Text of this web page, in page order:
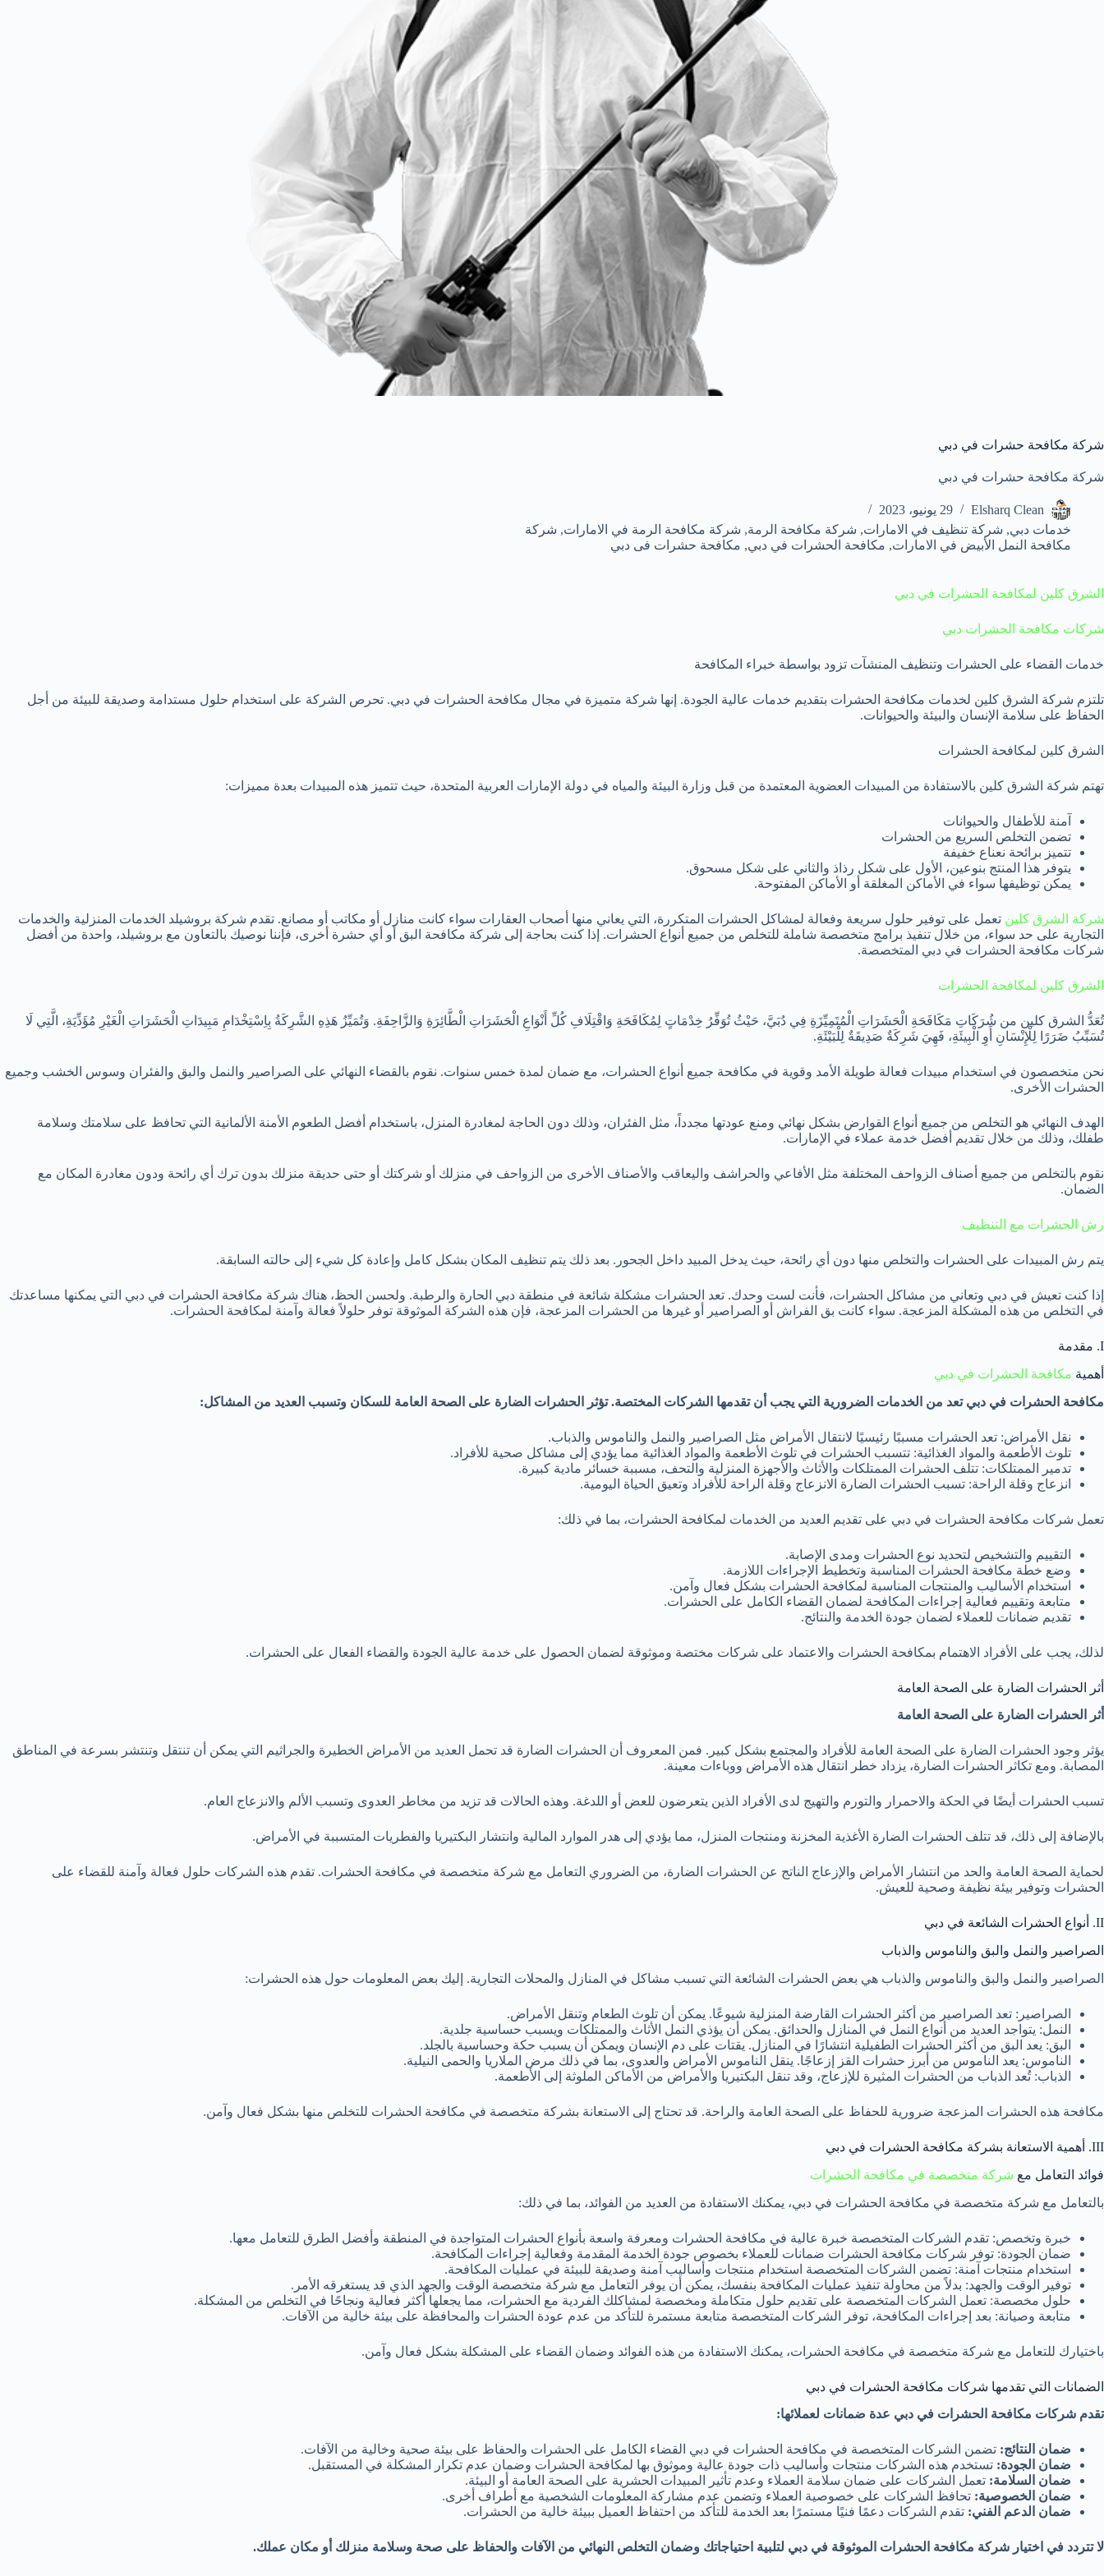
شركة مكافحة حشرات في دبي
شركة مكافحة حشرات في دبي
Elsharq Clean
29 يونيو، 2023
خدمات دبي, شركة تنظيف في الامارات, شركة مكافحة الرمة, شركة مكافحة الرمة في الامارات, شركة
مكافحة النمل الأبيض في الامارات, مكافحة الحشرات في دبي, مكافحة حشرات فى دبي
الشرق كلين لمكافحة الحشرات في دبي
شركات مكافحة الحشرات دبي
خدمات القضاء على الحشرات وتنظيف المنشآت تزود بواسطة خبراء المكافحة
تلتزم شركة الشرق كلين لخدمات مكافحة الحشرات بتقديم خدمات عالية الجودة. إنها شركة متميزة في مجال مكافحة الحشرات في دبي. تحرص الشركة على استخدام حلول مستدامة وصديقة للبيئة من أجل
الحفاظ على سلامة الإنسان والبيئة والحيوانات.
الشرق كلين لمكافحة الحشرات
تهتم شركة الشرق كلين بالاستفادة من المبيدات العضوية المعتمدة من قبل وزارة البيئة والمياه في دولة الإمارات العربية المتحدة، حيث تتميز هذه المبيدات بعدة مميزات:
آمنة للأطفال والحيوانات
تضمن التخلص السريع من الحشرات
تتميز برائحة نعناع خفيفة
يتوفر هذا المنتج بنوعين، الأول على شكل رذاذ والثاني على شكل مسحوق.
يمكن توظيفها سواء في الأماكن المغلقة أو الأماكن المفتوحة.
شركة الشرق كلين تعمل على توفير حلول سريعة وفعالة لمشاكل الحشرات المتكررة، التي يعاني منها أصحاب العقارات سواء كانت منازل أو مكاتب أو مصانع. تقدم شركة بروشيلد الخدمات المنزلية والخدمات
التجارية على حد سواء، من خلال تنفيذ برامج متخصصة شاملة للتخلص من جميع أنواع الحشرات. إذا كنت بحاجة إلى شركة مكافحة البق أو أي حشرة أخرى، فإننا نوصيك بالتعاون مع بروشيلد، واحدة من أفضل
شركات مكافحة الحشرات في دبي المتخصصة.
الشرق كلين لمكافحة الحشرات
تُعَدُّ الشرق كلين من شُرَكَاتِ مَكَافَحَةِ الْحَشَرَاتِ الْمُتَمِيِّزَةِ فِي دُبَيَّ، حَيْثُ تُوَفِّرُ خِدْمَاتٍ لِمُكَافَحَةِ وَاقْتِلَافِ كُلِّ أَنْوَاعِ الْحَشَرَاتِ الْطَّائِرَةِ وَالزَّاحِفَةِ. وَتُمَيِّزُ هَذِهِ الشَّرِكَةُ بِاِسْتِخْدَامِ مَبِيدَاتِ الْحَشَرَاتِ الْغَيْرِ مُؤَذِّيَةِ، الَّتِي لَا
تُسَبِّبُ ضَرَرًا لِلْإِنْسَانِ أَوِ الْبِيئَةِ، فَهِيَ شَرِكَةٌ صَدِيقَةٌ لِلْبَيْئَةِ.
نحن متخصصون في استخدام مبيدات فعالة طويلة الأمد وقوية في مكافحة جميع أنواع الحشرات، مع ضمان لمدة خمس سنوات. نقوم بالقضاء النهائي على الصراصير والنمل والبق والفئران وسوس الخشب وجميع
الحشرات الأخرى.
الهدف النهائي هو التخلص من جميع أنواع القوارض بشكل نهائي ومنع عودتها مجدداً، مثل الفئران، وذلك دون الحاجة لمغادرة المنزل، باستخدام أفضل الطعوم الأمنة الألمانية التي تحافظ على سلامتك وسلامة
طفلك، وذلك من خلال تقديم أفضل خدمة عملاء في الإمارات.
نقوم بالتخلص من جميع أصناف الزواحف المختلفة مثل الأفاعي والحراشف واليعاقب والأصناف الأخرى من الزواحف في منزلك أو شركتك أو حتى حديقة منزلك بدون ترك أي رائحة ودون مغادرة المكان مع
الضمان.
رش الحشرات مع التنظيف
يتم رش المبيدات على الحشرات والتخلص منها دون أي رائحة، حيث يدخل المبيد داخل الجحور. بعد ذلك يتم تنظيف المكان بشكل كامل وإعادة كل شيء إلى حالته السابقة.
إذا كنت تعيش في دبي وتعاني من مشاكل الحشرات، فأنت لست وحدك. تعد الحشرات مشكلة شائعة في منطقة دبي الحارة والرطبة. ولحسن الحظ، هناك شركة مكافحة الحشرات في دبي التي يمكنها مساعدتك
في التخلص من هذه المشكلة المزعجة. سواء كانت بق الفراش أو الصراصير أو غيرها من الحشرات المزعجة، فإن هذه الشركة الموثوقة توفر حلولاً فعالة وآمنة لمكافحة الحشرات.
I. مقدمة
أهمية مكافحة الحشرات في دبي
مكافحة الحشرات في دبي تعد من الخدمات الضرورية التي يجب أن تقدمها الشركات المختصة. تؤثر الحشرات الضارة على الصحة العامة للسكان وتسبب العديد من المشاكل:
نقل الأمراض: تعد الحشرات مسببًا رئيسيًا لانتقال الأمراض مثل الصراصير والنمل والناموس والذباب.
تلوث الأطعمة والمواد الغذائية: تتسبب الحشرات في تلوث الأطعمة والمواد الغذائية مما يؤدي إلى مشاكل صحية للأفراد.
تدمير الممتلكات: تتلف الحشرات الممتلكات والأثاث والأجهزة المنزلية والتحف، مسببة خسائر مادية كبيرة.
انزعاج وقلة الراحة: تسبب الحشرات الضارة الانزعاج وقلة الراحة للأفراد وتعيق الحياة اليومية.
تعمل شركات مكافحة الحشرات في دبي على تقديم العديد من الخدمات لمكافحة الحشرات، بما في ذلك:
التقييم والتشخيص لتحديد نوع الحشرات ومدى الإصابة.
وضع خطة مكافحة الحشرات المناسبة وتخطيط الإجراءات اللازمة.
استخدام الأساليب والمنتجات المناسبة لمكافحة الحشرات بشكل فعال وآمن.
متابعة وتقييم فعالية إجراءات المكافحة لضمان القضاء الكامل على الحشرات.
تقديم ضمانات للعملاء لضمان جودة الخدمة والنتائج.
لذلك، يجب على الأفراد الاهتمام بمكافحة الحشرات والاعتماد على شركات مختصة وموثوقة لضمان الحصول على خدمة عالية الجودة والقضاء الفعال على الحشرات.
أثر الحشرات الضارة على الصحة العامة
أثر الحشرات الضارة على الصحة العامة
يؤثر وجود الحشرات الضارة على الصحة العامة للأفراد والمجتمع بشكل كبير. فمن المعروف أن الحشرات الضارة قد تحمل العديد من الأمراض الخطيرة والجراثيم التي يمكن أن تنتقل وتنتشر بسرعة في المناطق
المصابة. ومع تكاثر الحشرات الضارة، يزداد خطر انتقال هذه الأمراض ووباءات معينة.
تسبب الحشرات أيضًا في الحكة والاحمرار والتورم والتهيج لدى الأفراد الذين يتعرضون للعض أو اللدغة. وهذه الحالات قد تزيد من مخاطر العدوى وتسبب الألم والانزعاج العام.
بالإضافة إلى ذلك، قد تتلف الحشرات الضارة الأغذية المخزنة ومنتجات المنزل، مما يؤدي إلى هدر الموارد المالية وانتشار البكتيريا والفطريات المتسببة في الأمراض.
لحماية الصحة العامة والحد من انتشار الأمراض والإزعاج الناتج عن الحشرات الضارة، من الضروري التعامل مع شركة متخصصة في مكافحة الحشرات. تقدم هذه الشركات حلول فعالة وآمنة للقضاء على
الحشرات وتوفير بيئة نظيفة وصحية للعيش.
II. أنواع الحشرات الشائعة في دبي
الصراصير والنمل والبق والناموس والذباب
الصراصير والنمل والبق والناموس والذباب هي بعض الحشرات الشائعة التي تسبب مشاكل في المنازل والمحلات التجارية. إليك بعض المعلومات حول هذه الحشرات:
الصراصير: تعد الصراصير من أكثر الحشرات القارضة المنزلية شيوعًا. يمكن أن تلوث الطعام وتنقل الأمراض.
النمل: يتواجد العديد من أنواع النمل في المنازل والحدائق. يمكن أن يؤذي النمل الأثاث والممتلكات ويسبب حساسية جلدية.
البق: يعد البق من أكثر الحشرات الطفيلية انتشارًا في المنازل. يقتات على دم الإنسان ويمكن أن يسبب حكة وحساسية بالجلد.
الناموس: يعد الناموس من أبرز حشرات القز إزعاجًا. ينقل الناموس الأمراض والعدوى، بما في ذلك مرض الملاريا والحمى النيلية.
الذباب: تُعد الذباب من الحشرات المثيرة للإزعاج، وقد تنقل البكتيريا والأمراض من الأماكن الملوثة إلى الأطعمة.
مكافحة هذه الحشرات المزعجة ضرورية للحفاظ على الصحة العامة والراحة. قد تحتاج إلى الاستعانة بشركة متخصصة في مكافحة الحشرات للتخلص منها بشكل فعال وآمن.
III. أهمية الاستعانة بشركة مكافحة الحشرات في دبي
فوائد التعامل مع شركة متخصصة في مكافحة الحشرات
بالتعامل مع شركة متخصصة في مكافحة الحشرات في دبي، يمكنك الاستفادة من العديد من الفوائد، بما في ذلك:
خبرة وتخصص: تقدم الشركات المتخصصة خبرة عالية في مكافحة الحشرات ومعرفة واسعة بأنواع الحشرات المتواجدة في المنطقة وأفضل الطرق للتعامل معها.
ضمان الجودة: توفر شركات مكافحة الحشرات ضمانات للعملاء بخصوص جودة الخدمة المقدمة وفعالية إجراءات المكافحة.
استخدام منتجات آمنة: تضمن الشركات المتخصصة استخدام منتجات وأساليب آمنة وصديقة للبيئة في عمليات المكافحة.
توفير الوقت والجهد: بدلاً من محاولة تنفيذ عمليات المكافحة بنفسك، يمكن أن يوفر التعامل مع شركة متخصصة الوقت والجهد الذي قد يستغرقه الأمر.
حلول مخصصة: تعمل الشركات المتخصصة على تقديم حلول متكاملة ومخصصة لمشاكلك الفردية مع الحشرات، مما يجعلها أكثر فعالية ونجاحًا في التخلص من المشكلة.
متابعة وصيانة: بعد إجراءات المكافحة، توفر الشركات المتخصصة متابعة مستمرة للتأكد من عدم عودة الحشرات والمحافظة على بيئة خالية من الآفات.
باختيارك للتعامل مع شركة متخصصة في مكافحة الحشرات، يمكنك الاستفادة من هذه الفوائد وضمان القضاء على المشكلة بشكل فعال وآمن.
الضمانات التي تقدمها شركات مكافحة الحشرات في دبي
تقدم شركات مكافحة الحشرات في دبي عدة ضمانات لعملائها:
ضمان النتائج: تضمن الشركات المتخصصة في مكافحة الحشرات في دبي القضاء الكامل على الحشرات والحفاظ على بيئة صحية وخالية من الآفات.
ضمان الجودة: تستخدم هذه الشركات منتجات وأساليب ذات جودة عالية وموثوق بها لمكافحة الحشرات وضمان عدم تكرار المشكلة في المستقبل.
ضمان السلامة: تعمل الشركات على ضمان سلامة العملاء وعدم تأثير المبيدات الحشرية على الصحة العامة أو البيئة.
ضمان الخصوصية: تحافظ الشركات على خصوصية العملاء وتضمن عدم مشاركة المعلومات الشخصية مع أطراف أخرى.
ضمان الدعم الفني: تقدم الشركات دعمًا فنيًا مستمرًا بعد الخدمة للتأكد من احتفاظ العميل ببيئة خالية من الحشرات.
لا تتردد في اختيار شركة مكافحة الحشرات الموثوقة في دبي لتلبية احتياجاتك وضمان التخلص النهائي من الآفات والحفاظ على صحة وسلامة منزلك أو مكان عملك.